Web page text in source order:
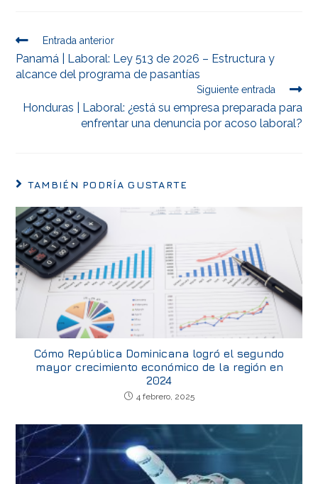
Entrada anterior
Panamá | Laboral: Ley 513 de 2026 – Estructura y
alcance del programa de pasantías
Siguiente entrada
Honduras | Laboral: ¿está su empresa preparada para
enfrentar una denuncia por acoso laboral?
TAMBIÉN PODRÍA GUSTARTE
Cómo República Dominicana logró el segundo
mayor crecimiento económico de la región en
2024
4 febrero, 2025